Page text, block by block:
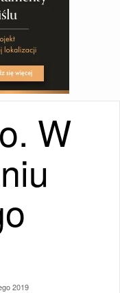
W
2019